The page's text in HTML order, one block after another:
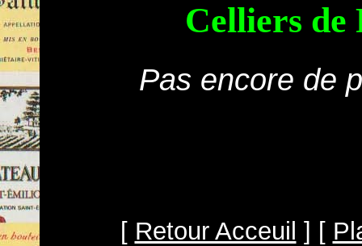
Celliers
Pas encore de
[ Retour Acceuil ] [